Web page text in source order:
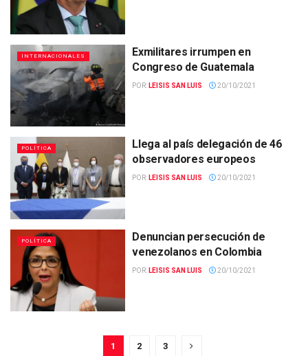
INTERNACIONALES
Exmilitares irrumpen en
Congreso de Guatemala
POR: LEISIS SAN LUIS 20/10/2021
POLÍTICA
Llega al país delegación de 46
observadores europeos
POR: LEISIS SAN LUIS 20/10/2021
POLÍTICA
Denuncian persecución de
venezolanos en Colombia
POR: LEISIS SAN LUIS 20/10/2021
1 2 3